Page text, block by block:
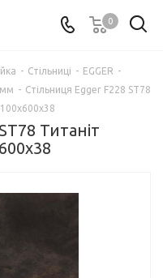
0
- Стільниці - EGGER -
мм - Стільниця Egger F228 ST78
Титаніт